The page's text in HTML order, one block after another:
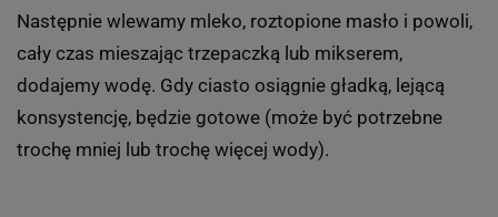
Następnie wlewamy mleko, roztopione masło i powoli,
cały czas mieszając trzepaczką lub mikserem,
dodajemy wodę. Gdy ciasto osiągnie gładką, lejącą
konsystencję, będzie gotowe (może być potrzebne
trochę mniej lub trochę więcej wody).